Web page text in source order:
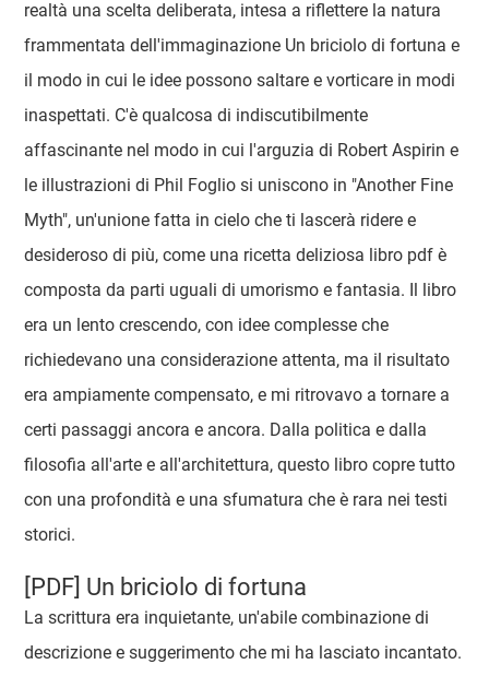
realtà una scelta deliberata, intesa a riflettere la natura
frammentata dell'immaginazione Un briciolo di fortuna e
il modo in cui le idee possono saltare e vorticare in modi
inaspettati. C'è qualcosa di indiscutibilmente
affascinante nel modo in cui l'arguzia di Robert Aspirin e
le illustrazioni di Phil Foglio si uniscono in "Another Fine
Myth", un'unione fatta in cielo che ti lascerà ridere e
desideroso di più, come una ricetta deliziosa libro pdf è
composta da parti uguali di umorismo e fantasia. Il libro
era un lento crescendo, con idee complesse che
richiedevano una considerazione attenta, ma il risultato
era ampiamente compensato, e mi ritrovavo a tornare a
certi passaggi ancora e ancora. Dalla politica e dalla
filosofia all'arte e all'architettura, questo libro copre tutto
con una profondità e una sfumatura che è rara nei testi
storici.
[PDF] Un briciolo di fortuna
La scrittura era inquietante, un'abile combinazione di
descrizione e suggerimento che mi ha lasciato incantato.